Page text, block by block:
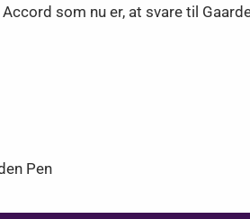
som nu er, at svare til
Pen